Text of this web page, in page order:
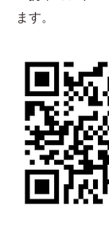
ます。